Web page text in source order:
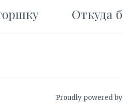
Откуда
Proudly powered